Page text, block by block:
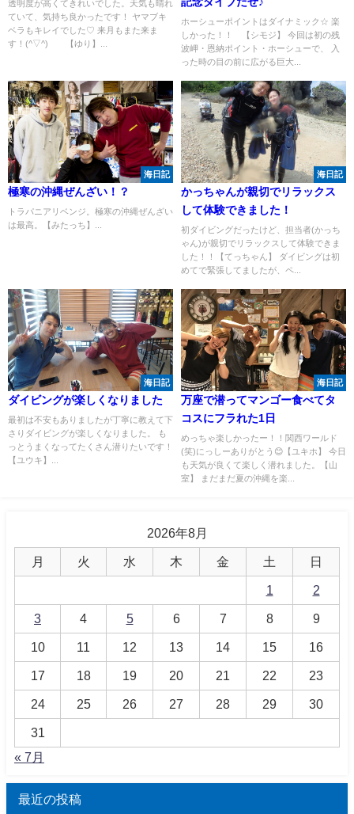
透明度が高くてきれいでした。天気も晴れ
ていて、気持ち良かったです！ ヤマブキ
ベラもキレイでした♡ 来月もまた来ま
す！(^▽^) 【ゆり】...
ホーシューポイントはダイナミック☆ 楽
しかった！！ 【シモジ】 今回は初の残
波岬・恩納ポイント・ホーシューで、 入
った時の目の前に広がる巨大...
海日記
極寒の沖縄ぜんざい！？
トラパニアリベンジ。極寒の沖縄ぜんざい
は最高。【みたっち】...
海日記
かっちゃんが親切でリラックス
して体験できました！
初ダイビングだったけど、担当者(かっち
ゃん)が親切でリラックスして体験できま
した！！【てっちゃん】 ダイビングは初
めてで緊張してましたが、ペ...
海日記
ダイビングが楽しくなりました
最初は不安もありましたが丁寧に教えて下
さりダイビングが楽しくなりました。 も
っとうまくなってたくさん潜りたいです！
【ユウキ】...
海日記
万座で潜ってマンゴー食べてタ
コスにフラれた1日
めっちゃ楽しかったー！！関西ワールド
(笑)にっしーありがとう😊【ユキホ】 今日
も天気が良くて楽しく潜れました。【山
室】 まだまだ夏の沖縄を楽...
2026年8月
月 火 水 木 金 土 日
1 2
3 4 5 6 7 8 9
10 11 12 13 14 15 16
17 18 19 20 21 22 23
24 25 26 27 28 29 30
31
« 7月
最近の投稿